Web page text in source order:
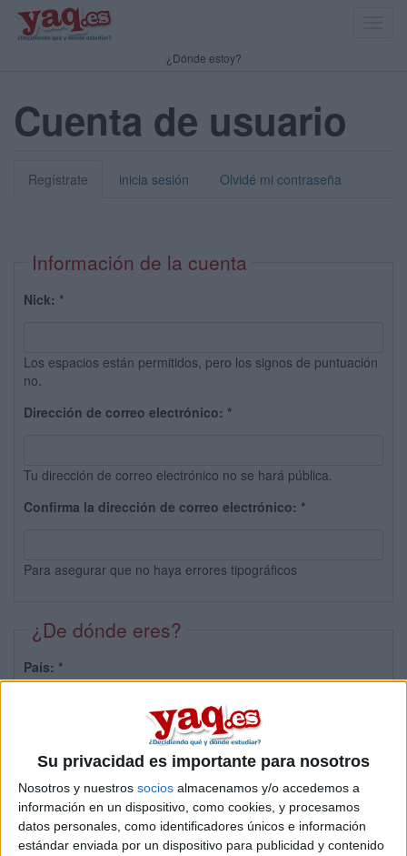
Su privacidad es importante para nosotros
Nosotros y nuestros socios almacenamos y/o accedemos a
información en un dispositivo, como cookies, y procesamos
datos personales, como identificadores únicos e información
estándar enviada por un dispositivo para publicidad y contenido
¿Dónde estoy?
Cuenta de usuario
Regístrate inicia sesión Olvidé mi contraseña
Información de la cuenta
Nick: *
Los espacios están permitidos, pero los signos de puntuación
no.
Dirección de correo electrónico: *
Tu dirección de correo electrónico no se hará pública.
Confirma la dirección de correo electrónico: *
Para asegurar que no haya errores tipográficos
¿De dónde eres?
País: *
Sobre ti